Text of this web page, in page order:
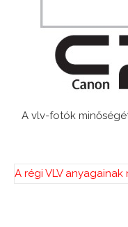
A vlv-fotók
A régi VLV